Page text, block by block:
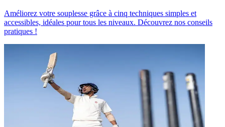
Améliorez votre souplesse grâce à cinq techniques simples et
accessibles, idéales pour tous les niveaux. Découvrez nos conseils
pratiques !